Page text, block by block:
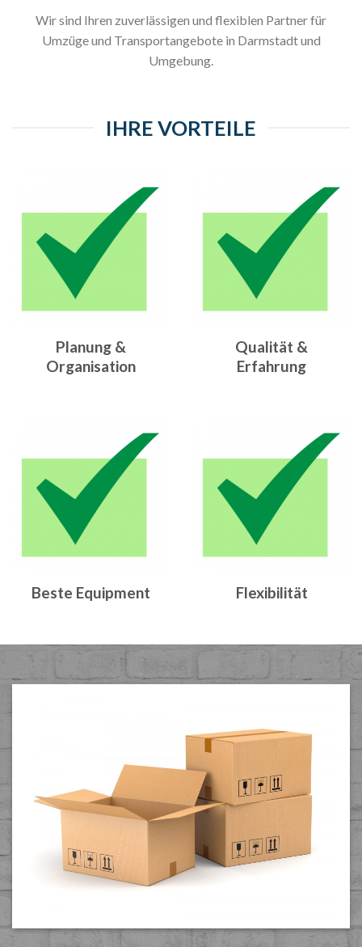
Wir sind Ihren zuverlässigen und flexiblen Partner für
Umzüge und Transportangebote in Darmstadt und
Umgebung.
IHRE VORTEILE
Planung &
Organisation
Qualität &
Erfahrung
Beste Equipment Flexibilität